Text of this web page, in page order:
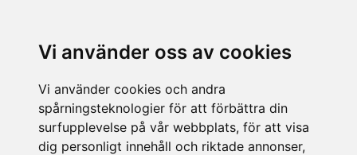
Vi använder oss av cookies
Vi använder cookies och andra
spårningsteknologier för att förbättra din
surfupplevelse på vår webbplats, för att visa
dig personligt innehåll och riktade annonser,